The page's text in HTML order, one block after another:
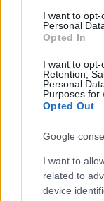
I want to
Personal
Opted In
I want to opt-
Retention,
Personal
Purposes for
Opted Out
Google
I want to
related to
device
Svezia
Finlandia
Polonia
Cechia
Grecia
Romania
Bulgaria
Buone